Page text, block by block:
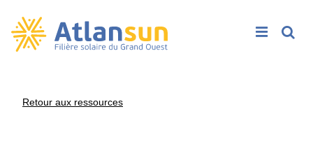
Retour aux ressources